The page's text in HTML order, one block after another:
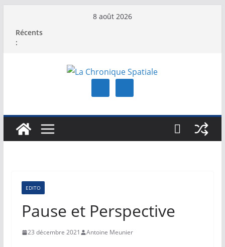
contenu
8 août 2026
Récents
:
EDITO
Pause et Perspective
23 décembre 2021 Antoine Meunier